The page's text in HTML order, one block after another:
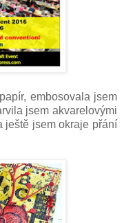
embosovala jsem
jsem akvarelovými
ještě jsem okraje přání